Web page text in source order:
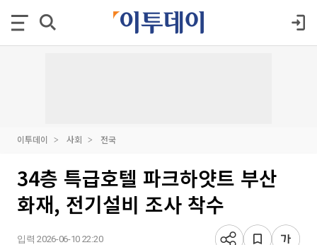
이투데이 사회 전국
34층 특급호텔 파크하얏트 부산
화재, 전기설비 조사 착수
입력 2026-06-10 22:20